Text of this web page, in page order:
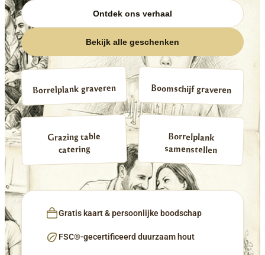
Ontdek ons verhaal
Bekijk alle geschenken
Borrelplank graveren Boomschijf graveren
Grazing table
catering
Borrelplank
samenstellen
Gratis kaart & persoonlijke boodschap
FSC®-gecertificeerd duurzaam hout